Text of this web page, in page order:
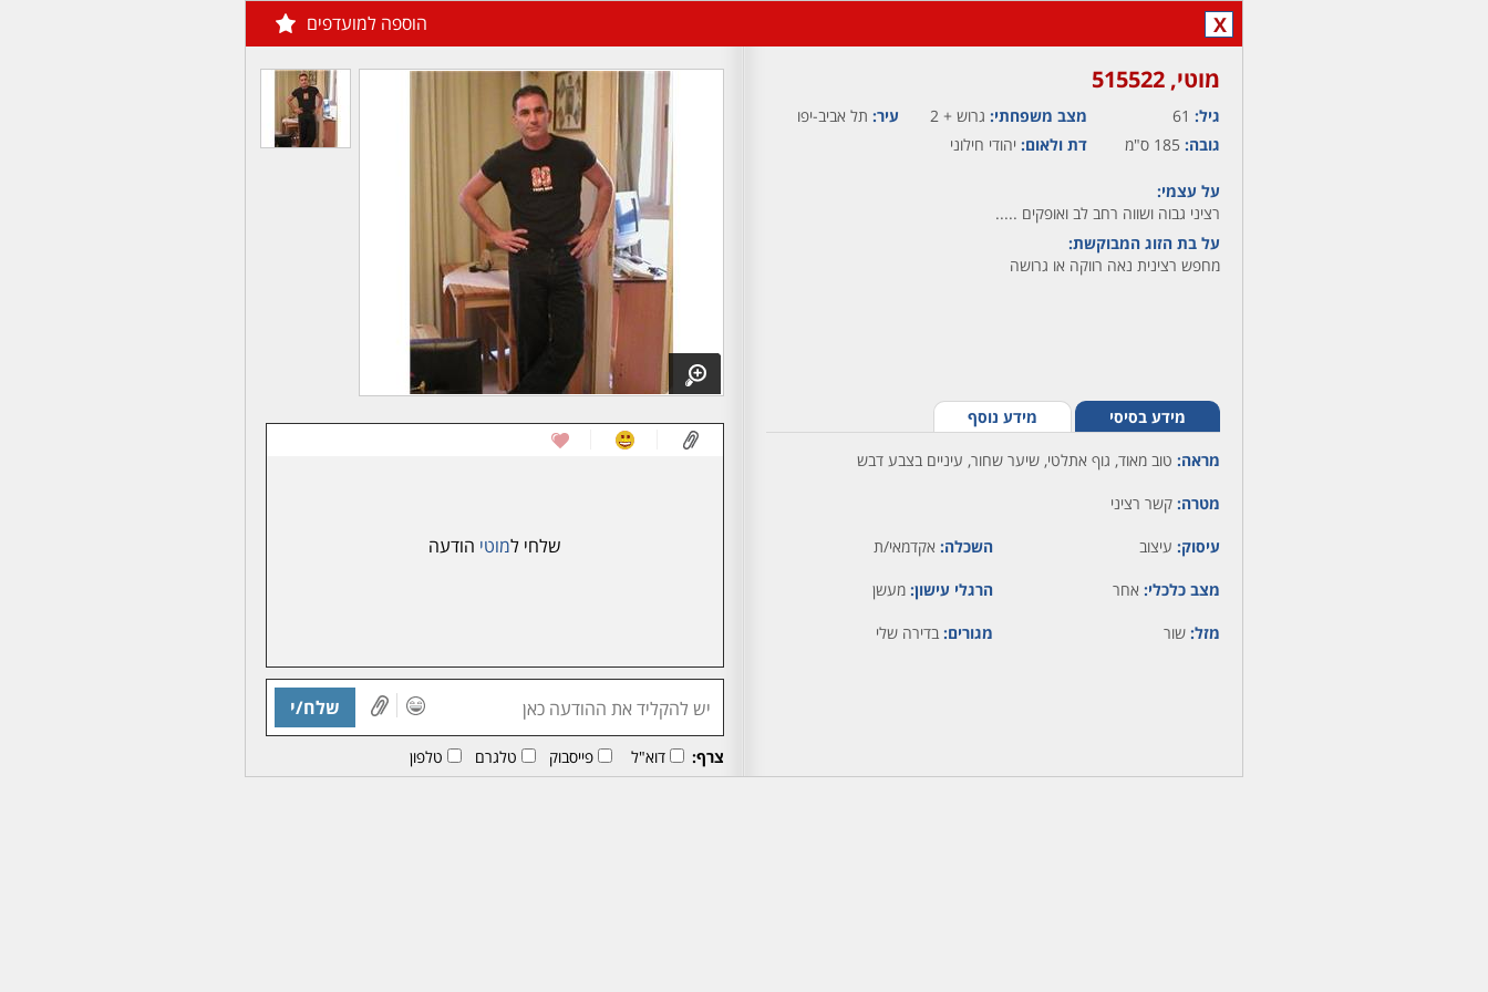
X הוספה למועדפים
מוטי,‏ 515522
גיל: 61 מצב משפחתי: גרוש + 2 עיר: תל אביב-יפו
גובה: 185 ס"מ דת ולאום: יהודי חילוני
על עצמי:
רציני גבוה ושווה רחב לב ואופקים .....
על בת הזוג המבוקשת:
מחפש רצינית נאה רווקה או גרושה
מידע בסיסי מידע נוסף
מראה: טוב מאוד, גוף אתלטי, שיער שחור, עיניים בצבע דבש
מטרה: קשר רציני
עיסוק: עיצוב השכלה: אקדמאי/ת
מצב כלכלי: אחר הרגלי עישון: מעשן
מזל: שור מגורים: בדירה שלי
שלחי למוטי הודעה
שלח/י
צרף: דוא"ל פייסבוק טלגרם טלפון